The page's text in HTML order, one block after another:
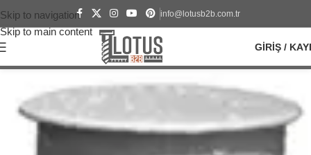
Skip to navigation
Skip to main content
info@lotusb2b.com.tr
GIRIŞ /